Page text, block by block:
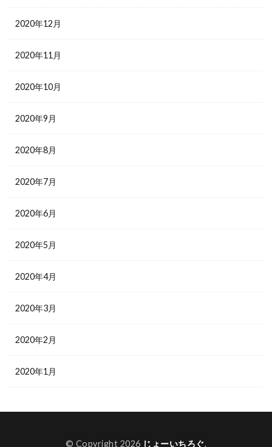
2020年12月
2020年11月
2020年10月
2020年9月
2020年8月
2020年7月
2020年6月
2020年5月
2020年4月
2020年3月
2020年2月
2020年1月
© Copyright 2026 じょーいちろぐ.